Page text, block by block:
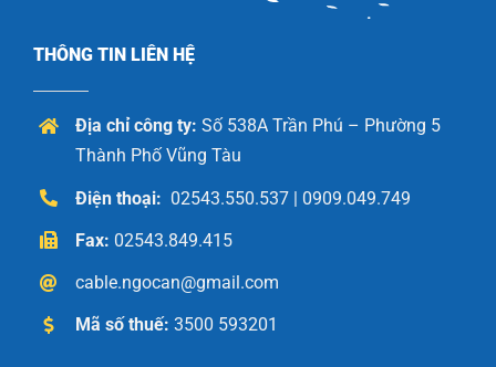
THÔNG TIN LIÊN HỆ
Địa chỉ công ty: Số 538A Trần Phú – Phường 5
Thành Phố Vũng Tàu
Điện thoại: 02543.550.537 | 0909.049.749
Fax: 02543.849.415
cable.ngocan@gmail.com
Mã số thuế: 3500 593201